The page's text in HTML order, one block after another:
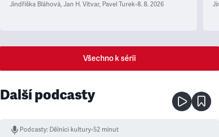
Jindřiška Bláhová, Jan H. Vitvar, Pavel Turek•8. 8. 2026
Všechno k sérii
Další podcasty
Podcasty: Dělníci kultury•52 minut